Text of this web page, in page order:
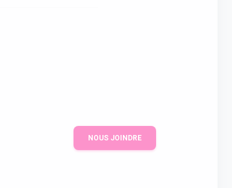
NOUS JOINDRE